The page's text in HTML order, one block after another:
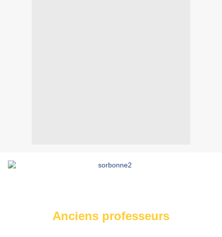
Anciens professeurs